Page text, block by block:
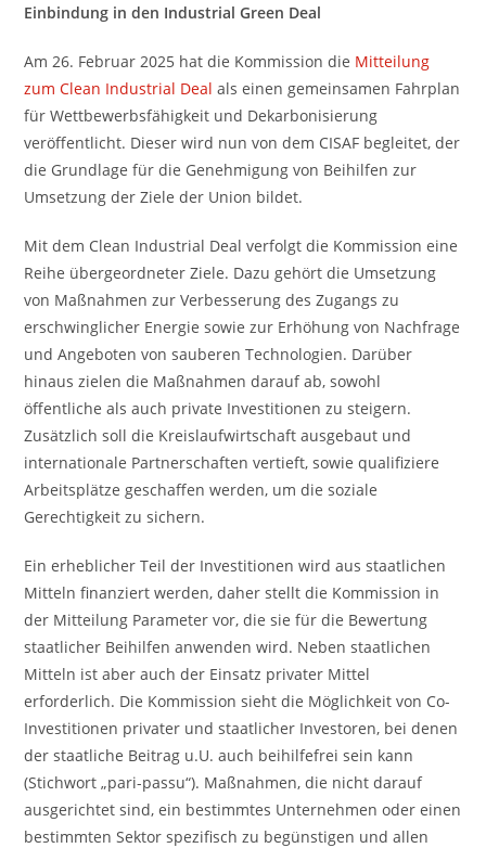
Einbindung in den Industrial Green Deal
Am 26. Februar 2025 hat die Kommission die Mitteilung
zum Clean Industrial Deal als einen gemeinsamen Fahrplan
für Wettbewerbsfähigkeit und Dekarbonisierung
veröffentlicht. Dieser wird nun von dem CISAF begleitet, der
die Grundlage für die Genehmigung von Beihilfen zur
Umsetzung der Ziele der Union bildet.
Mit dem Clean Industrial Deal verfolgt die Kommission eine
Reihe übergeordneter Ziele. Dazu gehört die Umsetzung
von Maßnahmen zur Verbesserung des Zugangs zu
erschwinglicher Energie sowie zur Erhöhung von Nachfrage
und Angeboten von sauberen Technologien. Darüber
hinaus zielen die Maßnahmen darauf ab, sowohl
öffentliche als auch private Investitionen zu steigern.
Zusätzlich soll die Kreislaufwirtschaft ausgebaut und
internationale Partnerschaften vertieft, sowie qualifiziere
Arbeitsplätze geschaffen werden, um die soziale
Gerechtigkeit zu sichern.
Ein erheblicher Teil der Investitionen wird aus staatlichen
Mitteln finanziert werden, daher stellt die Kommission in
der Mitteilung Parameter vor, die sie für die Bewertung
staatlicher Beihilfen anwenden wird. Neben staatlichen
Mitteln ist aber auch der Einsatz privater Mittel
erforderlich. Die Kommission sieht die Möglichkeit von Co-
Investitionen privater und staatlicher Investoren, bei denen
der staatliche Beitrag u.U. auch beihilfefrei sein kann
(Stichwort „pari-passu“). Maßnahmen, die nicht darauf
ausgerichtet sind, ein bestimmtes Unternehmen oder einen
bestimmten Sektor spezifisch zu begünstigen und allen